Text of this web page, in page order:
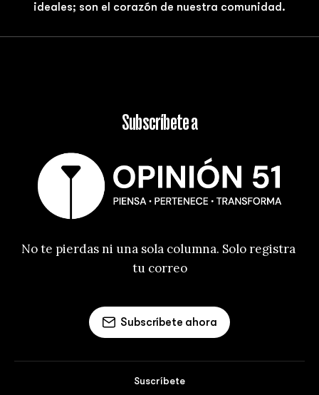
ideales; son el corazón de nuestra comunidad.
Subscríbete a
No te pierdas ni una sola columna. Solo registra
tu correo
Subscríbete ahora
Suscríbete